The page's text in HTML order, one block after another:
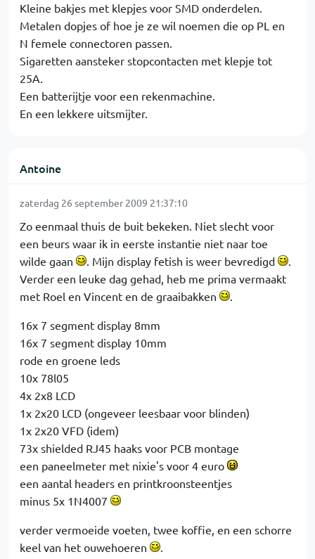
Kleine bakjes met klepjes voor SMD onderdelen.
Metalen dopjes of hoe je ze wil noemen die op PL en
N femele connectoren passen.
Sigaretten aansteker stopcontacten met klepje tot
25A.
Een batterijtje voor een rekenmachine.
En een lekkere uitsmijter.
Antoine
zaterdag 26 september 2009 21:37:10
Zo eenmaal thuis de buit bekeken. Niet slecht voor
een beurs waar ik in eerste instantie niet naar toe
wilde gaan
. Mijn display fetish is weer bevredigd
.
Verder een leuke dag gehad, heb me prima vermaakt
met Roel en Vincent en de graaibakken
.
16x 7 segment display 8mm
16x 7 segment display 10mm
rode en groene leds
10x 78l05
4x 2x8 LCD
1x 2x20 LCD (ongeveer leesbaar voor blinden)
1x 2x20 VFD (idem)
73x shielded RJ45 haaks voor PCB montage
een paneelmeter met nixie's voor 4 euro
een aantal headers en printkroonsteentjes
minus 5x 1N4007
verder vermoeide voeten, twee koffie, en een schorre
keel van het ouwehoeren
.